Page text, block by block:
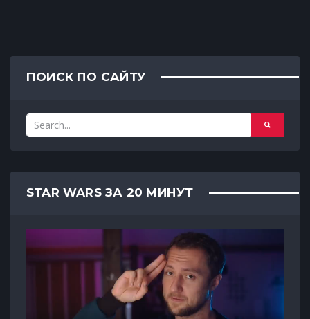
ПОИСК ПО САЙТУ
STAR WARS ЗА 20 МИНУТ